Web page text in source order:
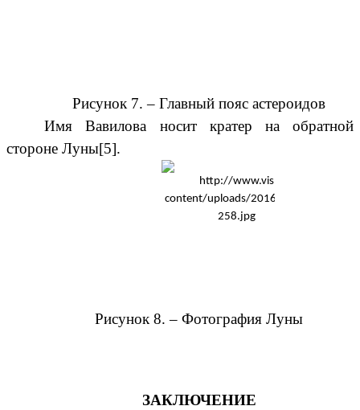
Рисунок 7. –Главный пояс астероидов
Имя Вавилова носит кратер наобратной
стороне Луны[5].
Рисунок 8. – Фотография Луны
ЗАКЛЮЧЕНИЕ